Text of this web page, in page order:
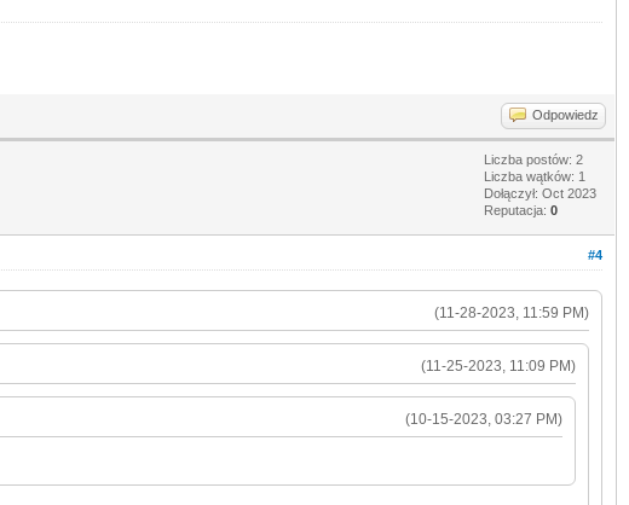
Odpowiedz
Liczba postów: 2
Liczba wątków: 1
Dołączył: Oct 2023
Reputacja: 0
#4
(11-28-2023, 11:59 PM)
(11-25-2023, 11:09 PM)
(10-15-2023, 03:27 PM)